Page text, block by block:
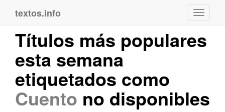
textos.info
Títulos más populares
esta semana
etiquetados como
Cuento no disponibles